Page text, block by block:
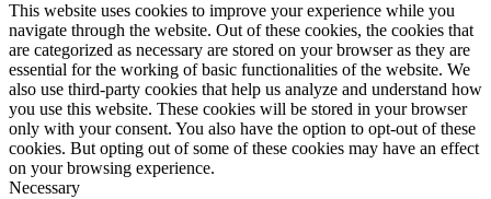
This website uses cookies to improve your experience while you
navigate through the website. Out of these cookies, the cookies that
are categorized as necessary are stored on your browser as they are
essential for the working of basic functionalities of the website. We
also use third-party cookies that help us analyze and understand how
you use this website. These cookies will be stored in your browser
only with your consent. You also have the option to opt-out of these
cookies. But opting out of some of these cookies may have an effect
on your browsing experience.
Necessary